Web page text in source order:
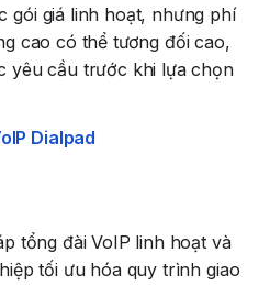
gói giá linh hoạt, nhưng phí
cao có thể tương đối cao,
yêu cầu trước khi lựa chọn
Dialpad
tổng đài VoIP linh hoạt và
tối ưu hóa quy trình giao